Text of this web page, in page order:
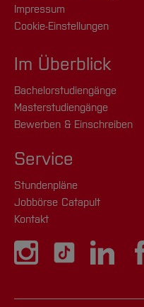
Impressum
Cookie-Einstellungen
Im Überblick
Bachelorstudiengänge
Masterstudiengänge
Bewerben & Einschreiben
Service
Stundenpläne
Jobbörse Catapult
Kontakt